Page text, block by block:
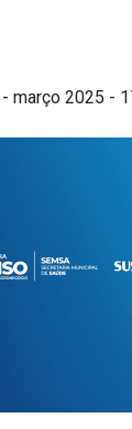
março 2025 -